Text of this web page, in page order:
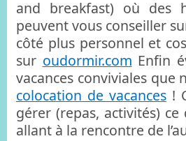
and breakfast) où des
peuvent vous conseiller
côté plus personnel et
sur oudormir.com Enfin
vacances conviviales
colocation de vacances !
gérer (repas, activités)
allant à la rencontre de